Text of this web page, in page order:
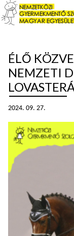
ÉLŐ
NEMZETI
2024. 09. 27.